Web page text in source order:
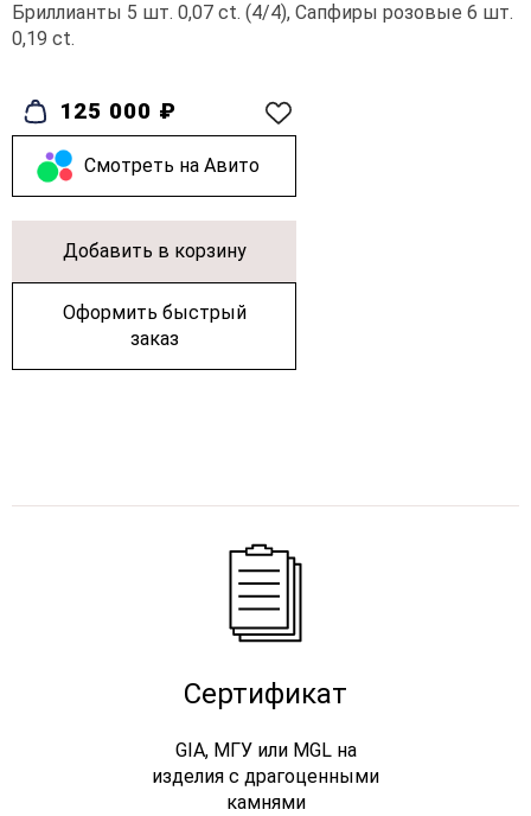
Бриллианты 5 шт. 0,07 ct. (4/4), Сапфиры розовые 6 шт.
0,19 ct.
125 000 ₽
Cмотреть на Авито
Добавить в корзину
Оформить быстрый
заказ
Сертификат
GIA, МГУ или MGL на
изделия с драгоценными
камнями